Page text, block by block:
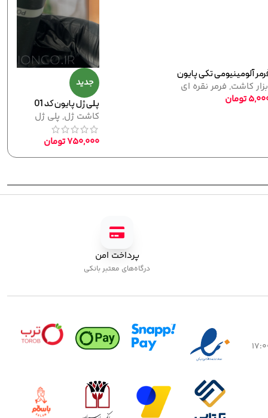
تکی پایون
,فرمر نقره ای
جدید
پلی ژل پایون کد 01
کاشت ژل,پلی ژل
750,000تومان
پرداخت امن
درگاه‌های معتبر بانکی